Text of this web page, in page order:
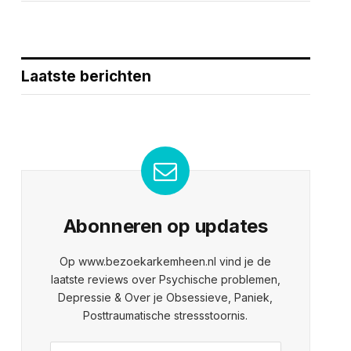
Laatste berichten
Abonneren op updates
Op www.bezoekarkemheen.nl vind je de
laatste reviews over Psychische problemen,
Depressie & Over je Obsessieve, Paniek,
Posttraumatische stressstoornis.